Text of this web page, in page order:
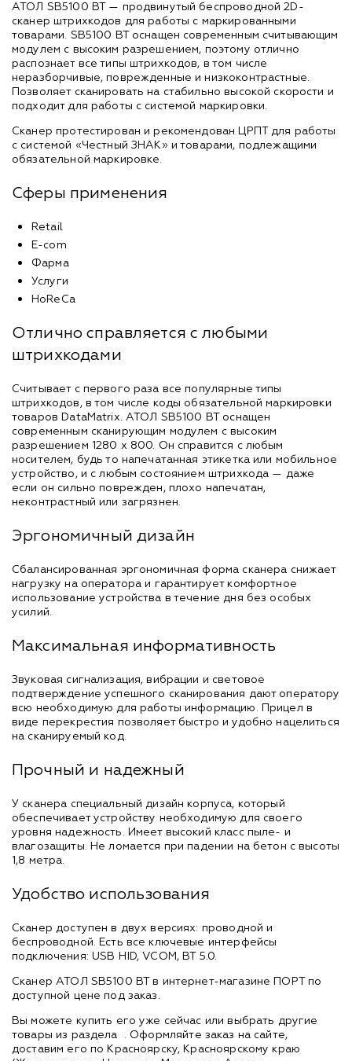
АТОЛ SB5100 BT — продвинутый беспроводной 2D-
сканер штрихкодов для работы с маркированными
товарами. SB5100 BT оснащен современным считывающим
модулем с высоким разрешением, поэтому отлично
распознает все типы штрихкодов, в том числе
неразборчивые, поврежденные и низкоконтрастные.
Позволяет сканировать на стабильно высокой скорости и
подходит для работы с системой маркировки.
Сканер протестирован и рекомендован ЦРПТ для работы
с системой «Честный ЗНАК» и товарами, подлежащими
обязательной маркировке.
Сферы применения
Retail
E-com
Фарма
Услуги
HoReCa
Отлично справляется с любыми
штрихкодами
Считывает с первого раза все популярные типы
штрихкодов, в том числе коды обязательной маркировки
товаров DataMatrix. АТОЛ SB5100 BT оснащен
современным сканирующим модулем с высоким
разрешением 1280 х 800. Он справится с любым
носителем, будь то напечатанная этикетка или мобильное
устройство, и с любым состоянием штрихкода — даже
если он сильно поврежден, плохо напечатан,
неконтрастный или загрязнен.
Эргономичный дизайн
Сбалансированная эргономичная форма сканера снижает
нагрузку на оператора и гарантирует комфортное
использование устройства в течение дня без особых
усилий.
Максимальная информативность
Звуковая сигнализация, вибрации и световое
подтверждение успешного сканирования дают оператору
всю необходимую для работы информацию. Прицел в
виде перекрестия позволяет быстро и удобно нацелиться
на сканируемый код.
Прочный и надежный
У сканера специальный дизайн корпуса, который
обеспечивает устройству необходимую для своего
уровня надежность. Имеет высокий класс пыле- и
влагозащиты. Не ломается при падении на бетон с высоты
1,8 метра.
Удобство использования
Сканер доступен в двух версиях: проводной и
беспроводной. Есть все ключевые интерфейсы
подключения: USB HID, VCOM, BT 5.0.
Сканер АТОЛ SB5100 BT в интернет-магазине ПОРТ по
доступной цене под заказ.
Вы можете купить его уже сейчас или выбрать другие
товары из раздела . Оформляйте заказ на сайте,
доставим его по Красноярску, Красноярскому краю